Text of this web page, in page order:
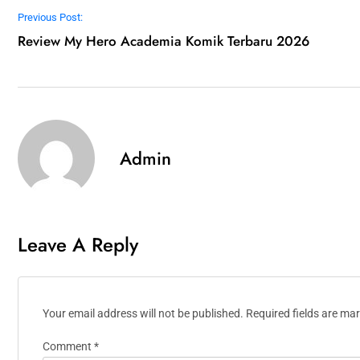
Post navigation
Previous Post:
Review My Hero Academia Komik Terbaru 2026
Admin
Leave A Reply
Your email address will not be published. Required fields are
Comment *